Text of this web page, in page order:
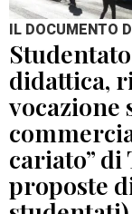
IL DOCUMENTO
didattica,
vocazione
cariato”
proposte